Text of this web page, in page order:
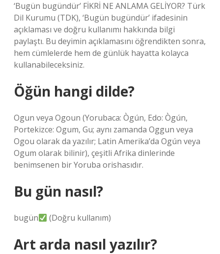
‘Bugün bugündür’ FİKRİ NE ANLAMA GELİYOR? Türk
Dil Kurumu (TDK), ‘Bugün bugündür’ ifadesinin
açıklaması ve doğru kullanımı hakkında bilgi
paylaştı. Bu deyimin açıklamasını öğrendikten sonra,
hem cümlelerde hem de günlük hayatta kolayca
kullanabileceksiniz.
Öğün hangi dilde?
Ogun veya Ogoun (Yorubaca: Ògún, Edo: Ògún,
Portekizce: Ogum, Gu; aynı zamanda Oggun veya
Ogou olarak da yazılır; Latin Amerika’da Ogún veya
Ogum olarak bilinir), çeşitli Afrika dinlerinde
benimsenen bir Yoruba orishasıdır.
Bu gün nasıl?
bugün (Doğru kullanım)
Art arda nasıl yazılır?